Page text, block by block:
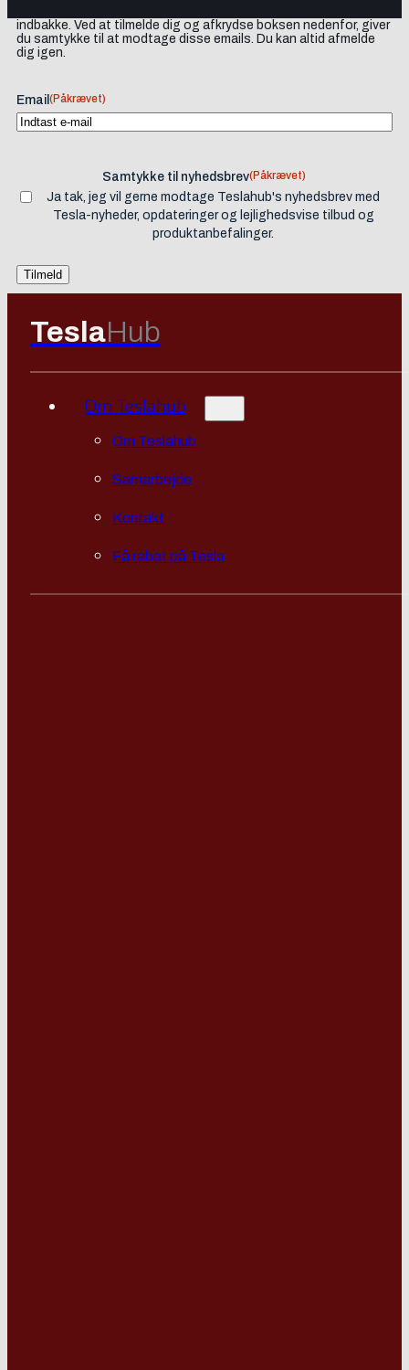
indbakke. Ved at tilmelde dig og afkrydse boksen nedenfor, giver
du samtykke til at modtage disse emails. Du kan altid afmelde
dig igen.
Email (Påkrævet)
Samtykke til nyhedsbrev(Påkrævet)
Ja tak, jeg vil gerne modtage Teslahub's nyhedsbrev med
Tesla-nyheder, opdateringer og lejlighedsvise tilbud og
produktanbefalinger.
TeslaHub
Om Teslahub
Om Teslahub
Samarbejde
Kontakt
Få rabat på Tesla